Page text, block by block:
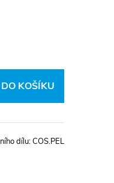
KOŠÍKU
dílu:COS.PEL